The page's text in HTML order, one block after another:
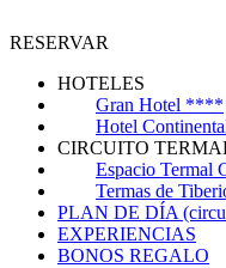
RESERVAR
HOTELES
Gran Hotel ****
Hotel
CIRCUITO
Espacio Termal
Termas de
PLAN DE DÍA
EXPERIENCIAS
BONOS REGALO